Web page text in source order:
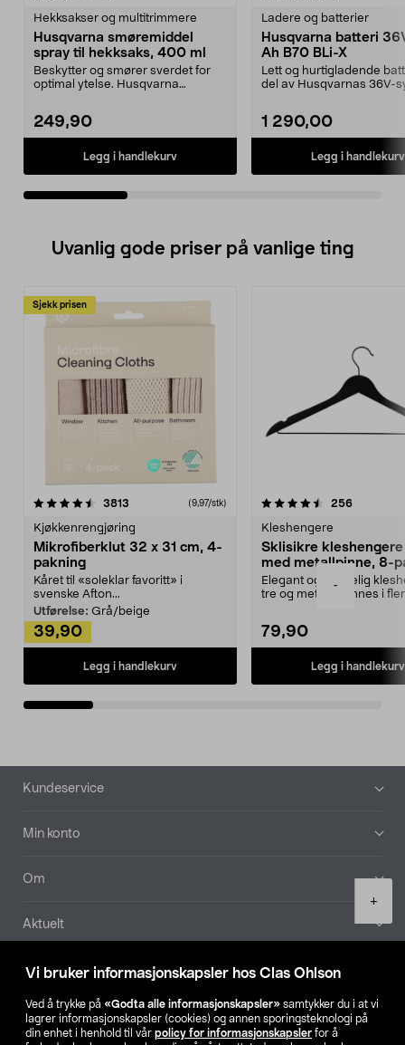
Vi bruker informasjonskapsler hos Clas Ohlson
Ved å trykke på «Godta alle informasjonskapsler» samtykker du i at vi
lagrer informasjonskapsler (cookies) og annen sporingsteknologi på
din enhet i henhold til vår policy for informasjonskapsler for å
-
+
Hekksakser og multitrimmere
Husqvarna smøremiddel
spray til hekksaks, 400 ml
Beskytter og smører sverdet for
optimal ytelse. Husqvarna
249,90
Legg i handlekurv
Ladere og batterier
Husqvarna batteri
Ah B70 BLi-X
Lett og hurtigladende
del av Husqvarnas 36V-
1 290,00
Legg i handlekurv
Uvanlig gode priser på vanlige ting
Sjekk prisen
3813 anmeldelser(9,97/stk)
Kjøkkenrengjøring
Mikrofiberklut 32 x 31 cm, 4-
pakning
Kåret til «soleklar favoritt» i
svenske Afton...
Utførelse: Grå/beige
39,90
Legg i handlekurv
4.5av 5 stjerner 256
Kleshengere
Sklisikre
med metallpinne, 8-
Elegant og skikkelig
tre og metall – finnes i
79,90
Legg i handlekurv
4.5av 5 stjerner
Bunntekst
Kundeservice
Min konto
Om
Aktuelt
Våre selskaper
Finn din butikk